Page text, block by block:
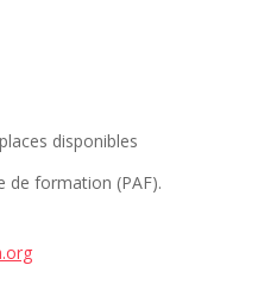
disponibles
de formation (PAF).